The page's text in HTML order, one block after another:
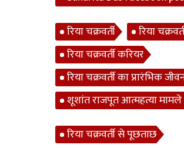
रिया चक्रवर्ती
रिया
रिया चक्रवर्ती करियर
रिया चक्रवर्ती का प्रारंभिक
शूशांत राजपूत आत्महत्या मामले
रिया चक्रवर्ती से पूछताछ